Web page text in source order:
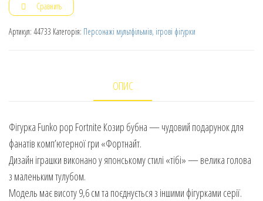
Сравнить
Артикул: 44733 Категорія: Персонажі мультфільмів, ігрові фігурки
ОПИС
Фігурка Funko pop Fortnite Козир бубна — чудовий подарунок для
фанатів комп’ютерної гри «Фортнайт.
Дизайн іграшки виконано у японському стилі «тібі» — велика голова
з маленьким тулубом.
Модель має висоту 9,6 см та поєднується з іншими фігурками серії.